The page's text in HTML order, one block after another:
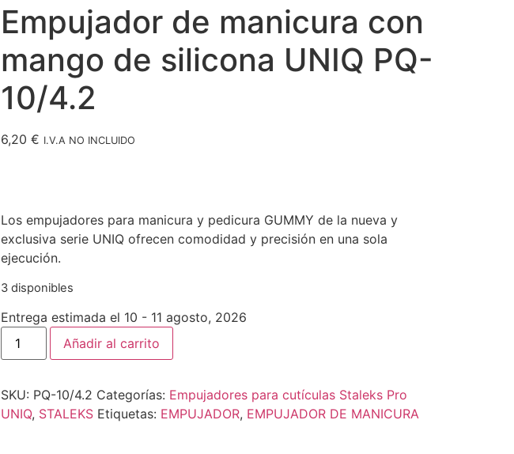
Empujador de manicura con
mango de silicona UNIQ PQ-
10/4.2
6,20 € I.V.A NO INCLUIDO
Los empujadores para manicura y pedicura GUMMY de la nueva y
exclusiva serie UNIQ ofrecen comodidad y precisión en una sola
ejecución.
3 disponibles
Entrega estimada el 10 - 11 agosto, 2026
Añadir al carrito
SKU: PQ-10/4.2 Categorías: Empujadores para cutículas Staleks Pro
UNIQ, STALEKS Etiquetas: EMPUJADOR, EMPUJADOR DE MANICURA